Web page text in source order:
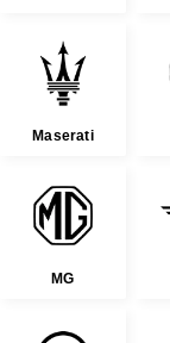
Maserati
MG